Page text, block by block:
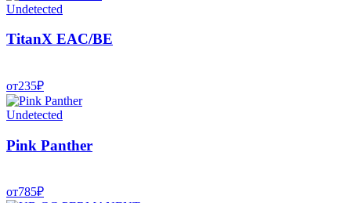
Undetected
TitanX EAC/BE
от235₽
Undetected
Pink Panther
от785₽